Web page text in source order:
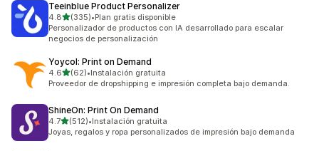
Teeinblue Product Personalizer
4.8de 5 estrellas
(335)
335 reseñas en total
•Plan gratis disponible
Personalizador de productos con IA desarrollado para escalar
negocios de personalización
Yoycol: Print on Demand
4.6de 5 estrellas
(62)
62 reseñas en total
•Instalación gratuita
Proveedor de dropshipping e impresión completa bajo demanda.
ShineOn: Print On Demand
4.7de 5 estrellas
(512)
512 reseñas en total
•Instalación gratuita
Joyas, regalos y ropa personalizados de impresión bajo demanda